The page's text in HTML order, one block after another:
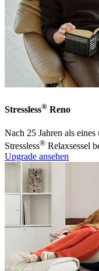
Stressless® Reno
Nach 25 Jahren als
Stressless® Relaxsessel
Upgrade ansehen